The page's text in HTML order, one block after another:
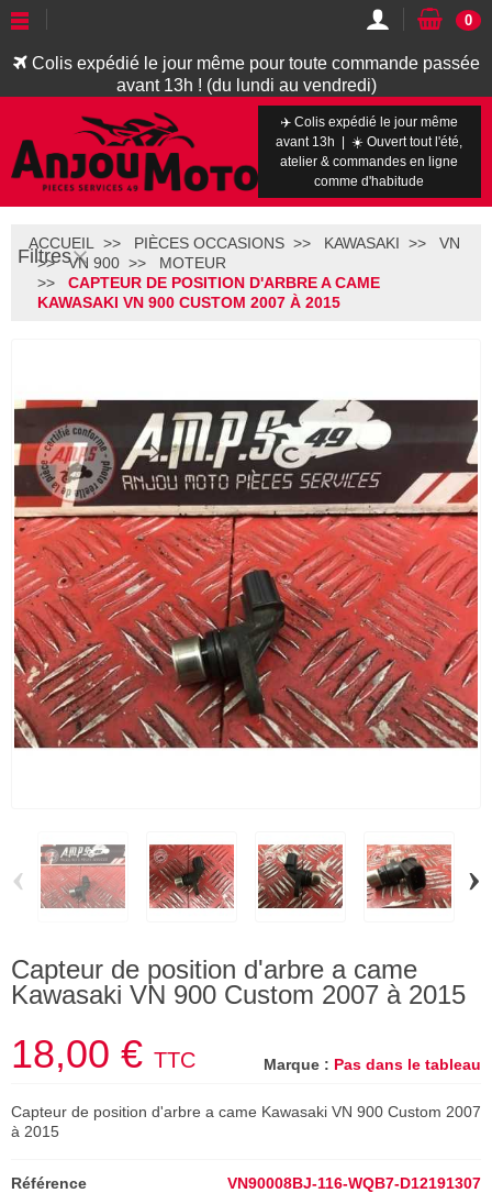
Colis expédié le jour même pour toute commande passée
avant 13h ! (du lundi au vendredi)
0
✈️ Colis expédié le jour même
avant 13h | ☀️ Ouvert tout l'été,
atelier & commandes en ligne
comme d'habitude
Filtres
ACCUEIL PIÈCES OCCASIONS KAWASAKI
VN
VN 900
MOTEUR
CAPTEUR DE POSITION D'ARBRE A CAME
KAWASAKI VN 900 CUSTOM 2007 À 2015
‹ ›
Capteur de position d'arbre a came
Kawasaki VN 900 Custom 2007 à 2015
Marque : Pas dans le tableau
18,00 € TTC
Capteur de position d'arbre a came Kawasaki VN 900 Custom 2007
à 2015
Référence VN90008BJ-116-WQB7-D12191307